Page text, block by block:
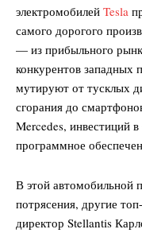
электромобилей Tesla
самого дорогого
— из прибыльного
конкурентов западных
мутируют от тусклых
сгорания до
Mercedes, инвестиций
программное
В этой
потрясения, другие
директор Stellantis